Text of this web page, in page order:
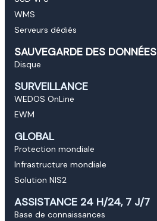
WMS
Serveurs dédiés
SAUVEGARDE DES DONNÉES
Disque
SURVEILLANCE
WEDOS OnLine
EWM
GLOBAL
Protection mondiale
Infrastructure mondiale
Solution NIS2
ASSISTANCE 24 H/24, 7 J/7
Base de connaissances